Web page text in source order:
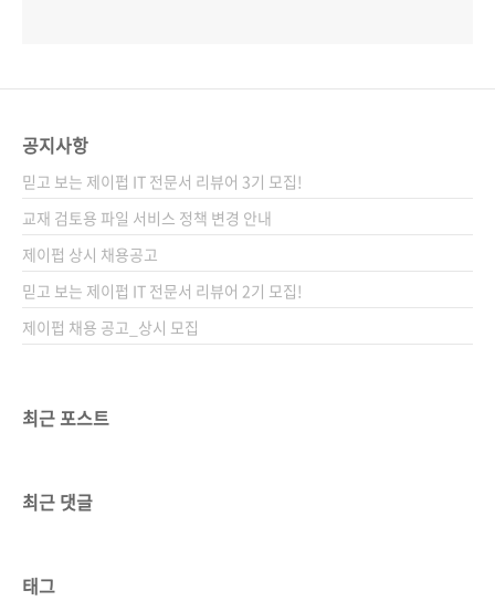
공지사항
믿고 보는 제이펍 IT 전문서 리뷰어 3기 모집!
교재 검토용 파일 서비스 정책 변경 안내
제이펍 상시 채용공고
믿고 보는 제이펍 IT 전문서 리뷰어 2기 모집!
제이펍 채용 공고_상시 모집
최근 포스트
최근 댓글
태그